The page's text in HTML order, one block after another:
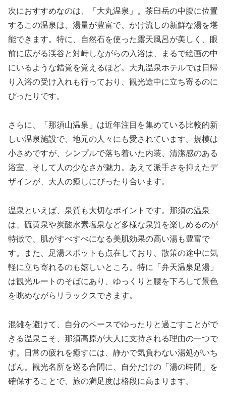
次におすすめなのは、「大丸温泉」。茶臼岳の中腹に位置
するこの温泉は、湯量が豊富で、かけ流しの新鮮な湯を堪
能できます。特に、自然石を使った露天風呂が美しく、眼
前に広がる渓谷と対峙しながらの入浴は、まるで絵画の中
にいるような錯覚を覚えるほど。大丸温泉ホテルでは日帰
り入浴の受け入れも行っており、観光途中に立ち寄るのに
ぴったりです。
さらに、「那須山温泉」は近年注目を集めている比較的新
しい温泉施設で、地元の人々にも愛されています。規模は
小さめですが、シンプルで落ち着いた内装、清潔感のある
浴室、そして人の少なさが魅力。あえて派手さを抑えたデ
ザインが、大人の癒しにぴったり合います。
温泉といえば、泉質も大切なポイントです。那須の温泉
は、硫黄泉や炭酸水素塩泉など多様な泉質を楽しめるのが
特徴で、肌がすべすべになる美肌効果の高い湯も豊富で
す。また、足湯スポットも点在しており、散策の途中に気
軽に立ち寄れるのも嬉しいところ。特に「弁天温泉足湯」
は観光ルートのそばにあり、ゆっくりと腰を下ろして景色
を眺めながらリラックスできます。
混雑を避けて、自分のペースでゆったりと過ごすことがで
きる温泉こそ、那須高原が大人に支持される理由の一つで
す。日常の疲れを癒すには、静かで気負わない湯処がいち
ばん。観光名所を巡る合間に、自分だけの「湯の時間」を
確保することで、旅の満足度は格段に高まります。